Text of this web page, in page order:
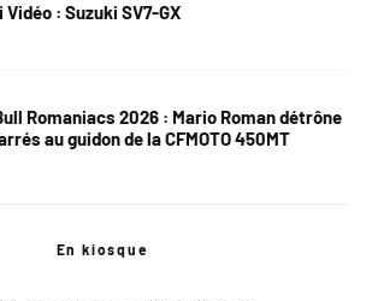
Vidéo : Suzuki SV7-GX
Romaniacs 2026 : Mario Roman détrône
au guidon de la CFMOTO 450MT
En kiosque